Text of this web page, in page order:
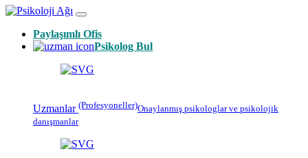
Paylaşımlı Ofis
Psikolog Bul
Uzmanlar (Profesyoneller)Onaylanmış psikologlarve psikolojik
danışmanlar